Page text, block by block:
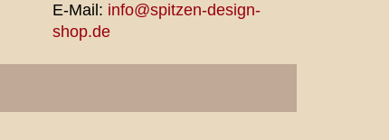
E-Mail: info@spitzen-design-
shop.de